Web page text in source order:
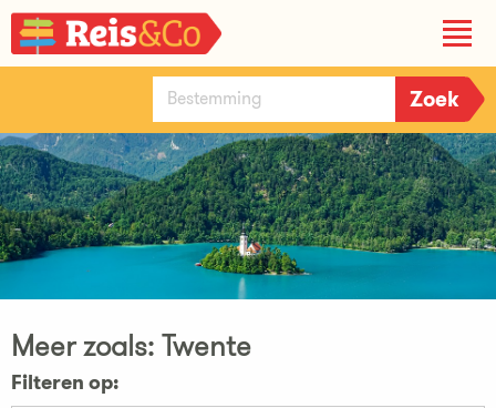
Meer zoals: Twente
Filteren op: